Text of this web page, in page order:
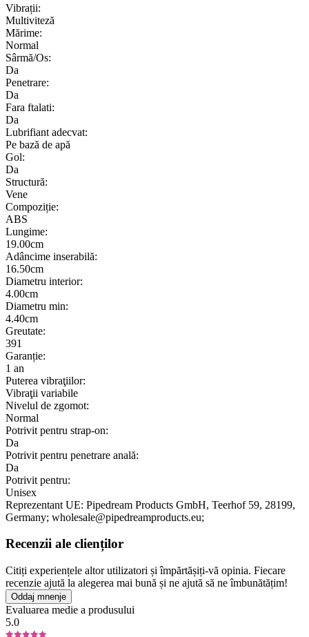
Vibrații:
Multiviteză
Mărime:
Normal
Sârmă/Os:
Da
Penetrare:
Da
Fara ftalati:
Da
Lubrifiant adecvat:
Pe bază de apă
Gol:
Da
Structură:
Vene
Compoziție:
ABS
Lungime:
19.00cm
Adâncime inserabilă:
16.50cm
Diametru interior:
4.00cm
Diametru min:
4.40cm
Greutate:
391
Garanție:
1 an
Puterea vibraţiilor:
Vibraţii variabile
Nivelul de zgomot:
Normal
Potrivit pentru strap-on:
Da
Potrivit pentru penetrare anală:
Da
Potrivit pentru:
Unisex
Reprezentant UE: Pipedream Products GmbH, Teerhof 59, 28199,
Germany; wholesale@pipedreamproducts.eu;
Recenzii ale clienților
Citiți experiențele altor utilizatori și împărtășiți-vă opinia. Fiecare
recenzie ajută la alegerea mai bună și ne ajută să ne îmbunătățim!
Oddaj mnenje
Evaluarea medie a produsului
5.0